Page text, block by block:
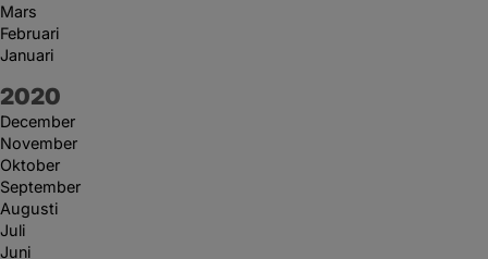
Mars
Februari
Januari
År:
2020
December
November
Oktober
September
Augusti
Juli
Juni